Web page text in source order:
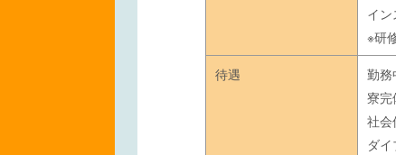
イ
※研
待遇
勤務
寮完
社会
ダ